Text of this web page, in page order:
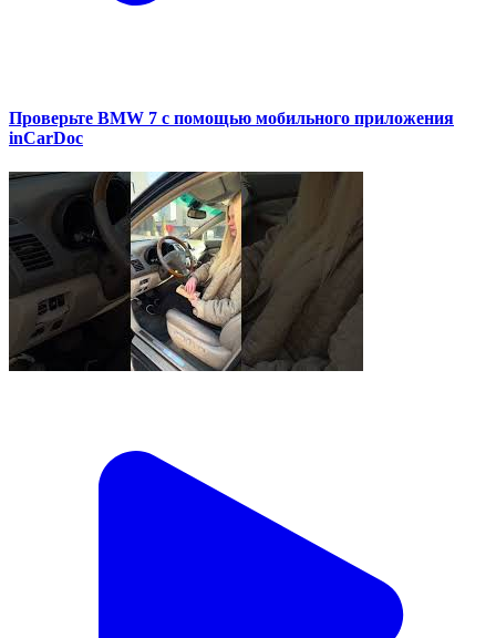
Проверьте BMW 7 с помощью мобильного приложения
inCarDoc